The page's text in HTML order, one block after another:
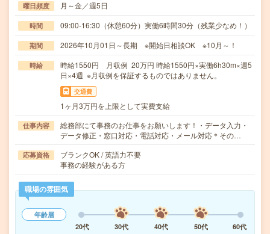
曜日頻度 月～金／週5日
時間 09:00-16:30（休憩60分）実働6時間30分（残業少なめ！）
期間 2026年10月01日～長期 ※開始日相談OK ※10月～！
時給
時給1550円 月収例 20万円 時給1550円×実働6h30m×週5
日×4週 ※月収例を保証するものではありません。
交通費
1ヶ月3万円を上限として実費支給
仕事内容
総務部にて事務のお仕事をお願いします！・データ入力・
データ修正・窓口対応・電話対応・メール対応＊その…
応募資格
ブランクOK / 英語力不要
事務の経験がある方
職場の雰囲気
年齢層
20代
30代 40代 50代
60代